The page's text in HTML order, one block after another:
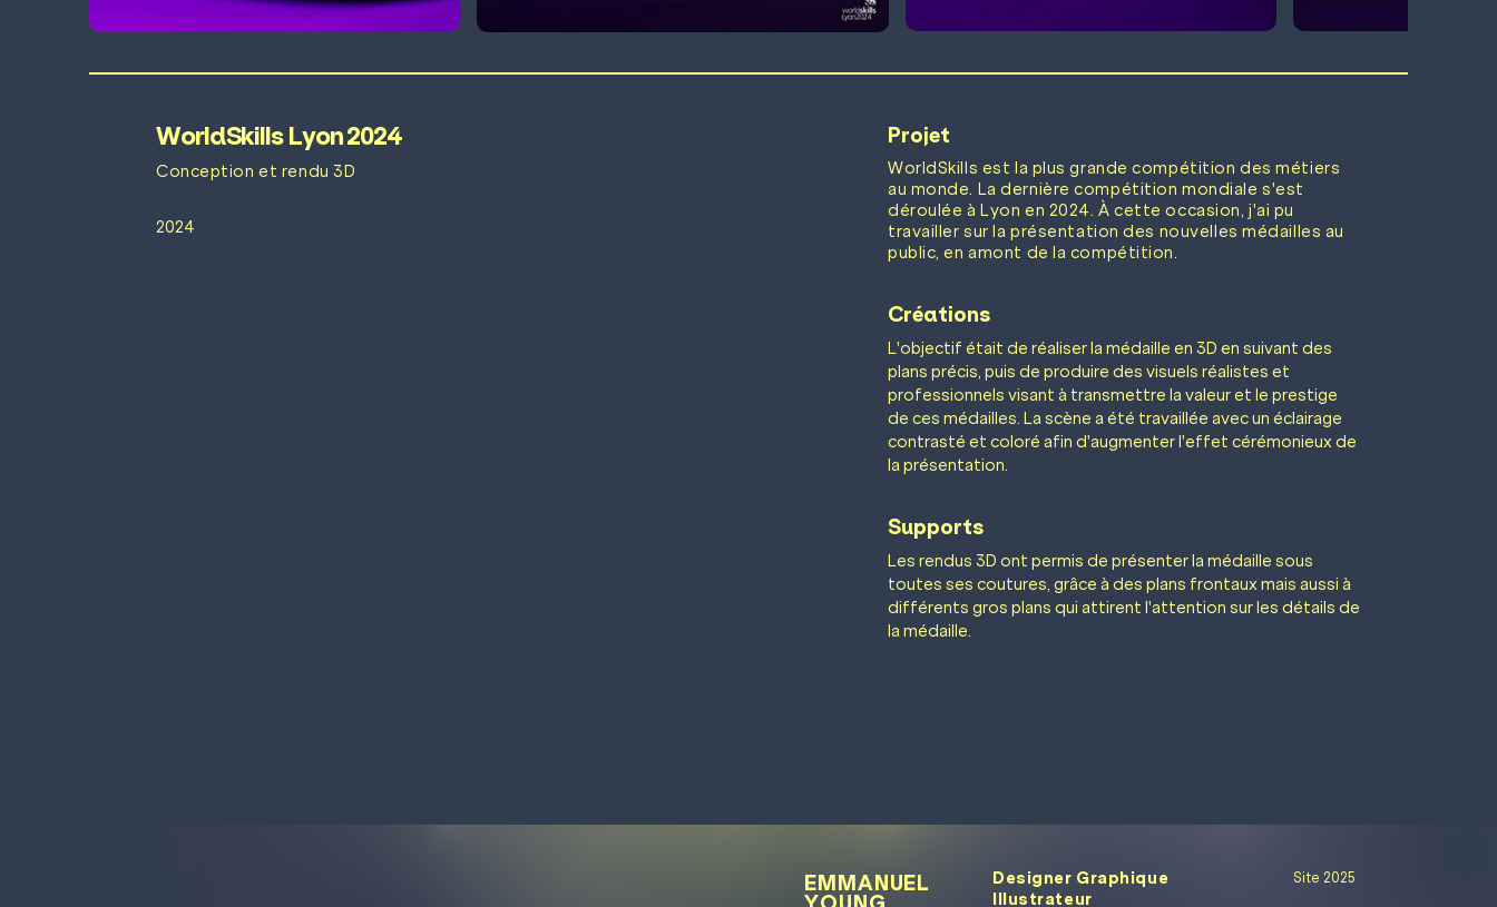
WorldSkills Lyon 2024
Conception et rendu 3D
2024
Projet
WorldSkills est la plus grande compétition des métiers
au monde. La dernière compétition mondiale s'est
déroulée à Lyon en 2024. À cette occasion, j'ai pu
travailler sur la présentation des nouvelles médailles au
public, en amont de la compétition.
Créations
L'objectif était de réaliser la médaille en 3D en suivant des
plans précis, puis de produire des visuels réalistes et
professionnels visant à transmettre la valeur et le prestige
de ces médailles. La scène a été travaillée avec un éclairage
contrasté et coloré afin d'augmenter l'effet cérémonieux de
la présentation.
Supports
Les rendus 3D ont permis de présenter la médaille sous
toutes ses coutures, grâce à des plans frontaux mais aussi à
différents gros plans qui attirent l'attention sur les détails de
la médaille.
EMMANUEL
Designer Graphique
Illustrateur
Site 2025